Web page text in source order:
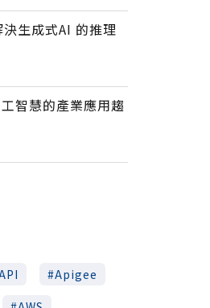
生成式AI 的推理
智慧的產業應用趨
Apigee